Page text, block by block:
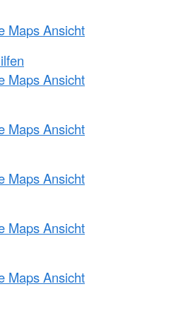
Maps Ansicht
Maps Ansicht
Maps Ansicht
Maps Ansicht
Maps Ansicht
Maps Ansicht